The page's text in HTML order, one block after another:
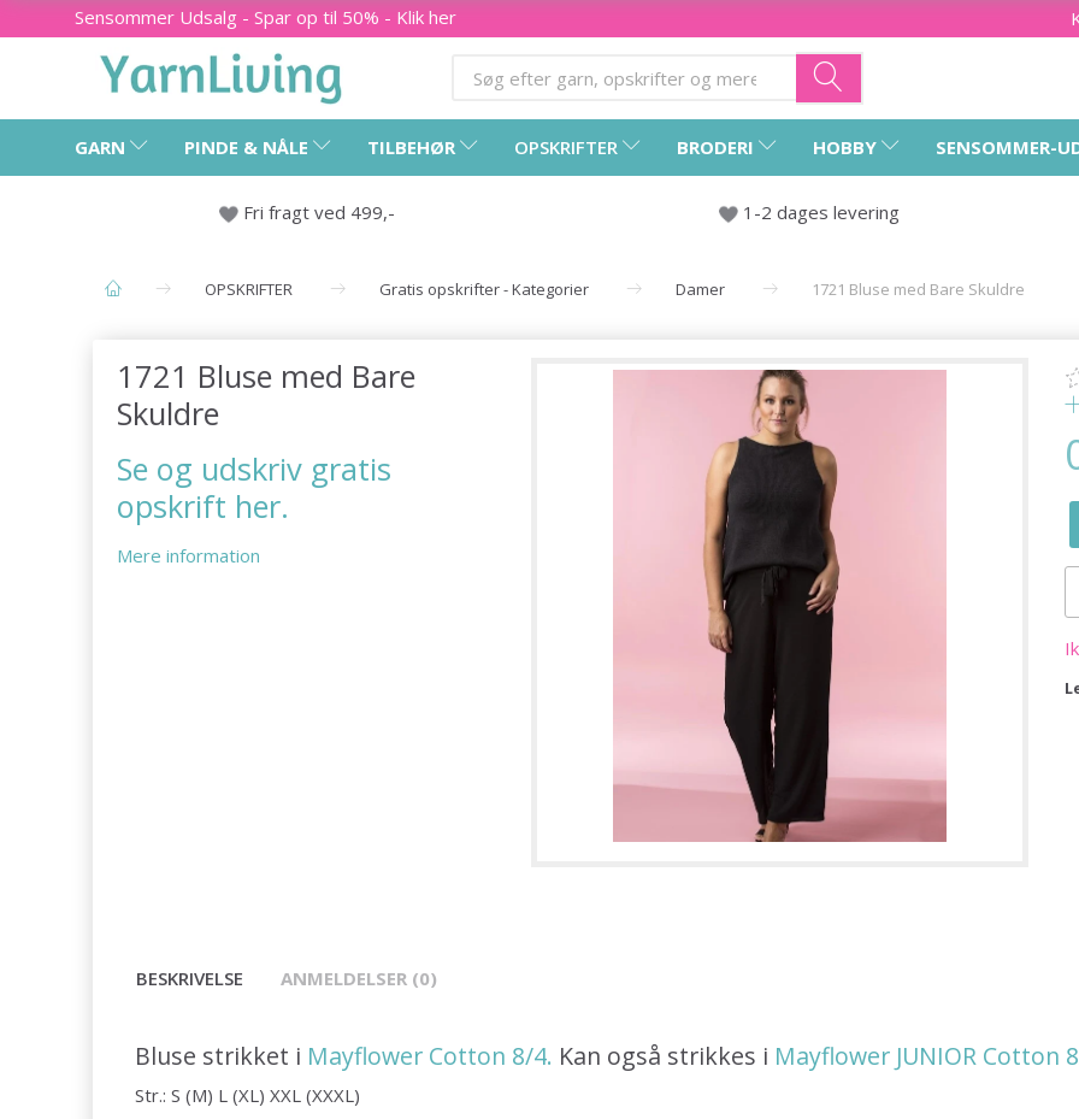
Sensommer Udsalg - Spar op til 50% - Klik her
GARN PINDE & NÅLE TILBEHØR OPSKRIFTER BRODERI HOBBY SENSOMMER-
Fri fragt ved 499,- 1-2 dages levering
OPSKRIFTER Gratis opskrifter - Kategorier Damer 1721 Bluse med Bare Skuldre
1721 Bluse med Bare
Skuldre
Se og udskriv gratis
opskrift her.
Mere information
BESKRIVELSE ANMELDELSER (0)
Bluse strikket i Mayflower Cotton 8/4. Kan også strikkes i Mayflower JUNIOR Cotton
Str.: S (M) L (XL) XXL (XXXL)